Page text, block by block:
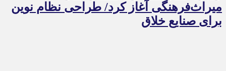
میراث‌فرهنگی آغاز کرد/ طراحی نظام نوین
برای صنایع خلاق